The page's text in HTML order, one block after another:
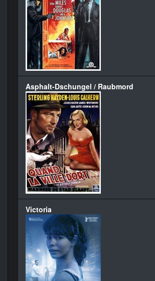
Asphalt-Dschungel / Raubmord
Victoria